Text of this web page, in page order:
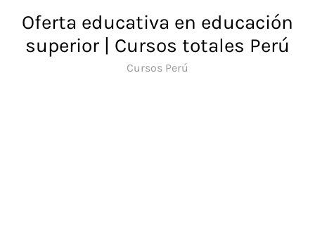
contenido
Oferta educativa en educación
superior | Cursos totales Perú
Cursos Perú